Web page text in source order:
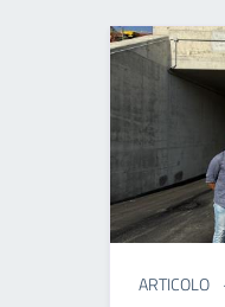
ARTICOLO